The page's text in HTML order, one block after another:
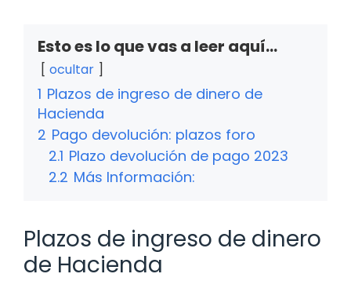
Esto es lo que vas a leer aquí...
ocultar
1 Plazos de ingreso de dinero de
Hacienda
2 Pago devolución: plazos foro
2.1 Plazo devolución de pago 2023
2.2 Más Información:
Plazos de ingreso de dinero
de Hacienda